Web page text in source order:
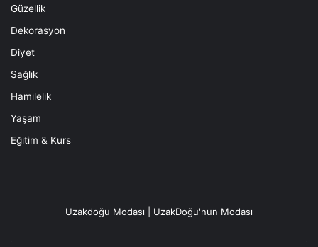
Güzellik
Dekorasyon
Diyet
Sağlık
Hamilelik
Yaşam
Eğitim & Kurs
Uzakdoğu Modası | UzakDoğu'nun Modası